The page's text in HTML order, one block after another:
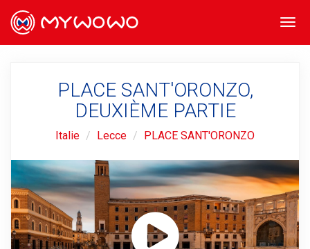
PLACE SANT'ORONZO,
DEUXIÈME PARTIE
Italie Lecce PLACE SANT'ORONZO